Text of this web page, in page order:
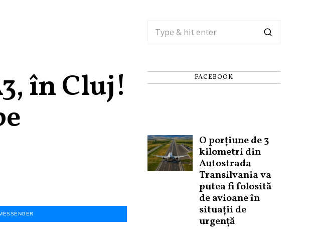
în Cluj! FACEBOOK
O porțiune de 3
kilometri din
Autostrada
Transilvania va
putea fi folosită
de avioane în
situații de
urgență